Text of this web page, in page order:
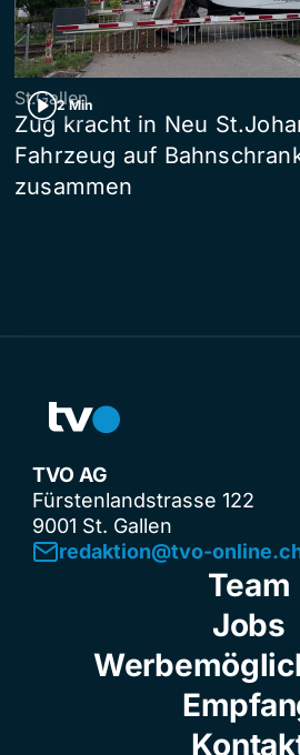
2 Min
St.Gallen
Zug kracht in Neu
Fahrzeug auf
zusammen
TVO AG
Fürstenlandstrasse 122
9001 St. Gallen
redaktion@tvo-
Team
Jobs